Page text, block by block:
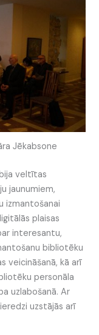
Jēkabsone
veltītas
jaunumiem,
izmantošanai
plaisas
interesantu,
bibliotēku
veicināšanā, kā arī
personāla
uzlabošanā. Ar
uzstājās arī